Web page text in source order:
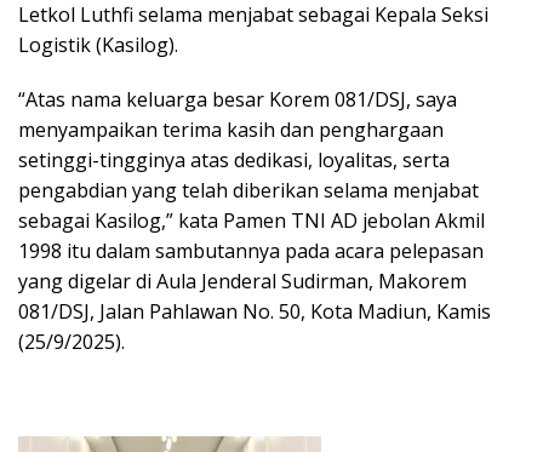
Letkol Luthfi selama menjabat sebagai Kepala Seksi
Logistik (Kasilog).
“Atas nama keluarga besar Korem 081/DSJ, saya
menyampaikan terima kasih dan penghargaan
setinggi-tingginya atas dedikasi, loyalitas, serta
pengabdian yang telah diberikan selama menjabat
sebagai Kasilog,” kata Pamen TNI AD jebolan Akmil
1998 itu dalam sambutannya pada acara pelepasan
yang digelar di Aula Jenderal Sudirman, Makorem
081/DSJ, Jalan Pahlawan No. 50, Kota Madiun, Kamis
(25/9/2025).